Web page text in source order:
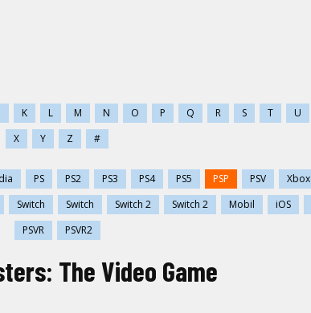
K L M N O P Q R S T U
X
Y Z #
PS PS2 PS3 PS4 PS5 PSP PSV Xbox
Switch Switch Switch 2 Switch 2 Mobil iOS
PSVR
PSVR2
The Video Game